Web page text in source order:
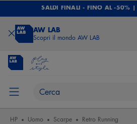
SALDI FINALI - FINO AL -50% |
AW LAB
Scopri il mondo AW LAB
HP Uomo Scarpe Retro Running